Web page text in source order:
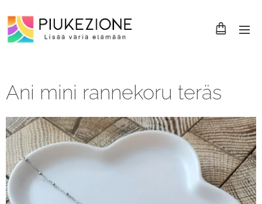
Ani mini rannekoru teräs